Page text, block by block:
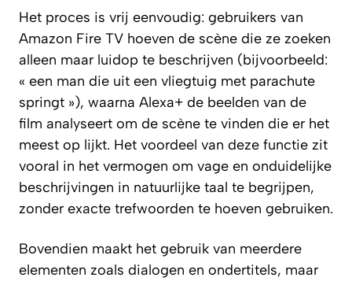
Het proces is vrij eenvoudig: gebruikers van
Amazon Fire TV hoeven de scène die ze zoeken
alleen maar luidop te beschrijven (bijvoorbeeld:
« een man die uit een vliegtuig met parachute
springt »), waarna Alexa+ de beelden van de
film analyseert om de scène te vinden die er het
meest op lijkt. Het voordeel van deze functie zit
vooral in het vermogen om vage en onduidelijke
beschrijvingen in natuurlijke taal te begrijpen,
zonder exacte trefwoorden te hoeven gebruiken.
Bovendien maakt het gebruik van meerdere
elementen zoals dialogen en ondertitels, maar